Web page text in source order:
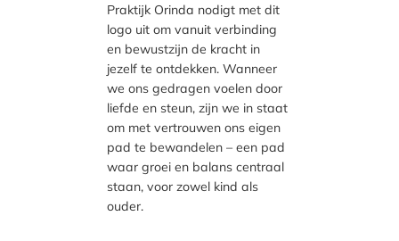
Praktijk Orinda nodigt met dit
logo uit om vanuit verbinding
en bewustzijn de kracht in
jezelf te ontdekken. Wanneer
we ons gedragen voelen door
liefde en steun, zijn we in staat
om met vertrouwen ons eigen
pad te bewandelen – een pad
waar groei en balans centraal
staan, voor zowel kind als
ouder.